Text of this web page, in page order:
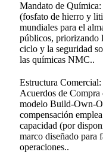
Mandato de
(fosfato de hierro y
mundiales para el
públicos, priorizando
ciclo y la seguridad
las químicas NMC..
Estructura
Acuerdos de
modelo Build-Own-
compensación
capacidad (por
marco diseñado para
operaciones..